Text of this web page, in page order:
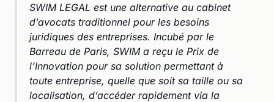
SWIM LEGAL est une alternative au cabinet
d’avocats traditionnel pour les besoins
juridiques des entreprises. Incubé par le
Barreau de Paris, SWIM a reçu le Prix de
l’Innovation pour sa solution permettant à
toute entreprise, quelle que soit sa taille ou sa
localisation, d’accéder rapidement via la